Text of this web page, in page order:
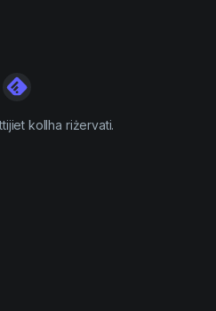
kollha riżervati.